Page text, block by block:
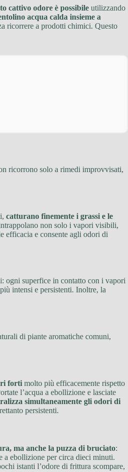
cattivo odore è possibile utilizzando
acqua calda insieme a
ricorrere a prodotti chimici. Questo
ricorrono solo a rimedi improvvisati,
catturano finemente i grassi e le
non solo i vapori visibili,
efficacia e consente agli odori di
ogni superfice in contatto con i vapori
intensi e persistenti. Inoltre, la
di piante aromatiche comuni,
forti molto più efficacemente rispetto
l’acqua a ebollizione e lasciate
simultaneamente gli odori di
persistenti.
ma anche la puzza di bruciato:
a ebollizione per circa dieci minuti.
istanti l’odore di frittura scompare,